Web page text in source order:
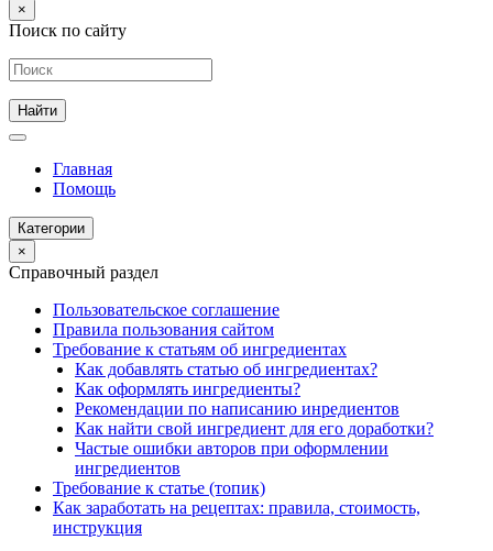
×
Поиск по сайту
Главная
Помощь
Категории
×
Справочный раздел
Пользовательское соглашение
Правила пользования сайтом
Требование к статьям об ингредиентах
Как добавлять статью об ингредиентах?
Как оформлять ингредиенты?
Рекомендации по написанию инредиентов
Как найти свой ингредиент для его доработки?
Частые ошибки авторов при оформлении
ингредиентов
Требование к статье (топик)
Как заработать на рецептах: правила, стоимость,
инструкция